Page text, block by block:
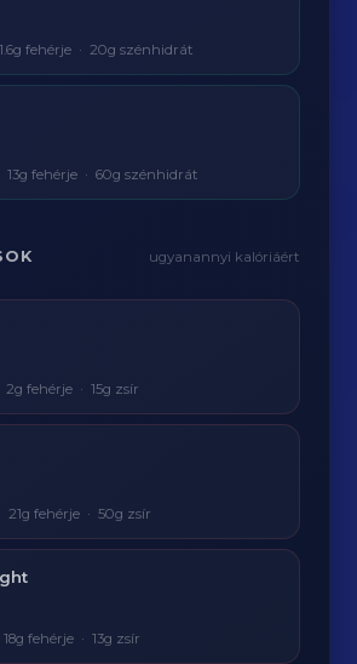
fehérje · 20g szénhidrát
13g fehérje · 60g szénhidrát
ugyanannyi kalóriáért
2g fehérje · 15g zsír
21g fehérje · 50g zsír
fehérje · 13g zsír